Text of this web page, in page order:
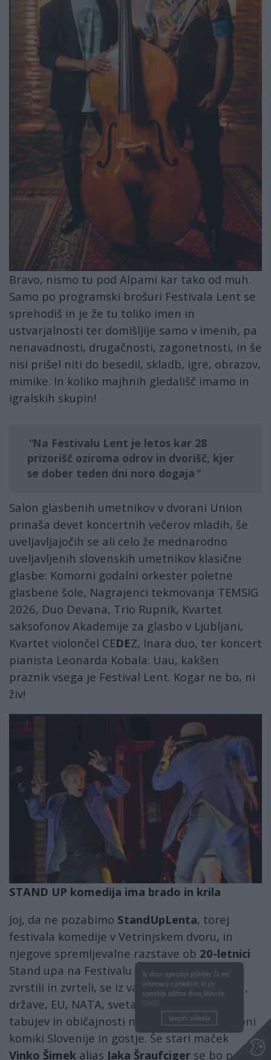
Bravo, nismo tu pod Alpami kar tako od muh.
Samo po programski brošuri Festivala Lent se
sprehodiš in je že tu toliko imen in
ustvarjalnosti ter domišljije samo v imenih, pa
nenavadnosti, drugačnosti, zagonetnosti, in še
nisi prišel niti do besedil, skladb, igre, obrazov,
mimike. In koliko majhnih gledališč imamo in
igralskih skupin!
Na Festivalu Lent je letos kar 28
prizorišč oziroma odrov in dvorišč, kjer
se dober teden dni noro dogaja
Salon glasbenih umetnikov v dvorani Union
prinaša devet koncertnih večerov mladih, še
uveljavljajočih se ali celo že mednarodno
uveljavljenih slovenskih umetnikov klasične
glasbe: Komorni godalni orkester poletne
glasbene šole, Nagrajenci tekmovanja TEMSIG
2026, Duo Devana, Trio Rupnik, Kvartet
saksofonov Akademije za glasbo v Ljubljani,
Kvartet violončel CEDEZ, Inara duo, ter koncert
pianista Leonarda Kobala. Uau, kakšen
praznik vsega je Festival Lent. Kogar ne bo, ni
živ!
lent15.jpg
STAND UP komedija ima brado in krila
Joj, da ne pozabimo StandUpLenta, torej
festivala komedije v Vetrinjskem dvoru, in
njegove spremljevalne razstave ob 20-letnici
Stand upa na Festivalu Lent. Tu se bodo
zvrstili in zvrteli, se iz vas, nas, sebe, družbe,
države, EU, NATA, sveta, vesolja in vseh
tabujev in običajnosti norčevali vsi pomembni
komiki Slovenije in gostje. Še stari maček
Vinko Šimek alias Jaka Šraufciger se bo pojavil
Ta stran uporablja piškotke. Za več
informacij o piškotkih, ki jih
uporablja spletna stran, kliknite
TUKAJ
Sprejmi piškotke